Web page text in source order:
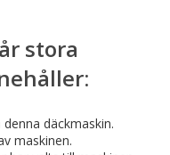
stora
däckmaskin.
maskinen.